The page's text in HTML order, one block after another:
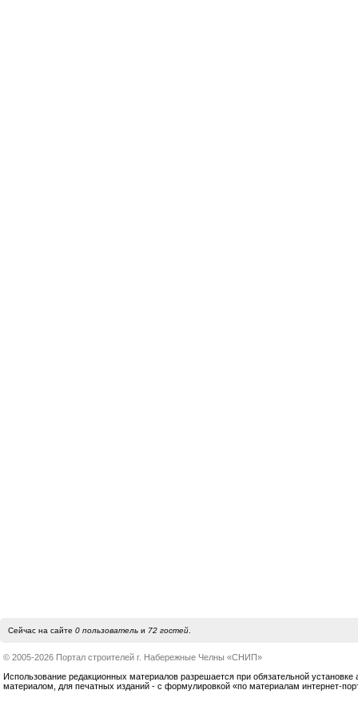
Сейчас на сайте 0 пользовательи 72 гостей.
© 2005-2026 Портал строителей г. Набережные Челны «СНИП»
Использование редакционных материалов разрешается при обязательной установке
материалом, для печатных изданий - с формулировкой «по материалам интернет-